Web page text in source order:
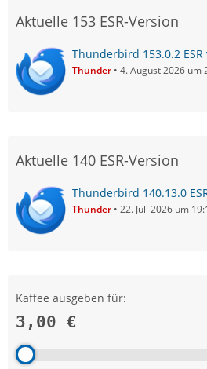
Aktuelle 153 ESR-Version
Thunderbird 153.0.2
Thunder 4. August 2026 um
Aktuelle 140 ESR-Version
Thunderbird 140.13.0
Thunder 22. Juli 2026 um
Kaffee ausgeben für:
3,00 €